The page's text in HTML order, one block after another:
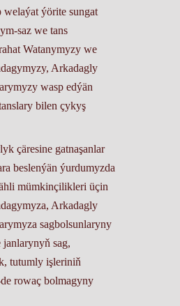
welaýat ýörite sungat
saz we tans
Watanymyzy we
Arkadagly
wasp edýän
bilen çykyş
gatnaşanlar
beslenýän ýurdumyzda
mümkinçilikleri üçin
Arkadagly
sagbolsunlaryny
sag,
tutumly işleriniň
rowaç bolmagyny